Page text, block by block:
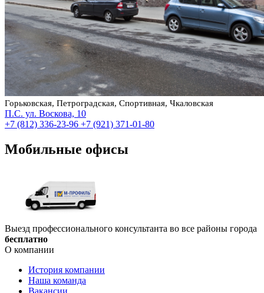
Горьковская, Петроградская, Спортивная, Чкаловская
П.С. ул. Воскова, 10
+7 (812) 336-23-96 +7 (921) 371-01-80
Мобильные офисы
Выезд профессионального консультанта во все районы города
бесплатно
О компании
История компании
Наша команда
Вакансии